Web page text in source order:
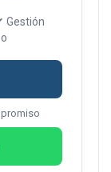
Gestión